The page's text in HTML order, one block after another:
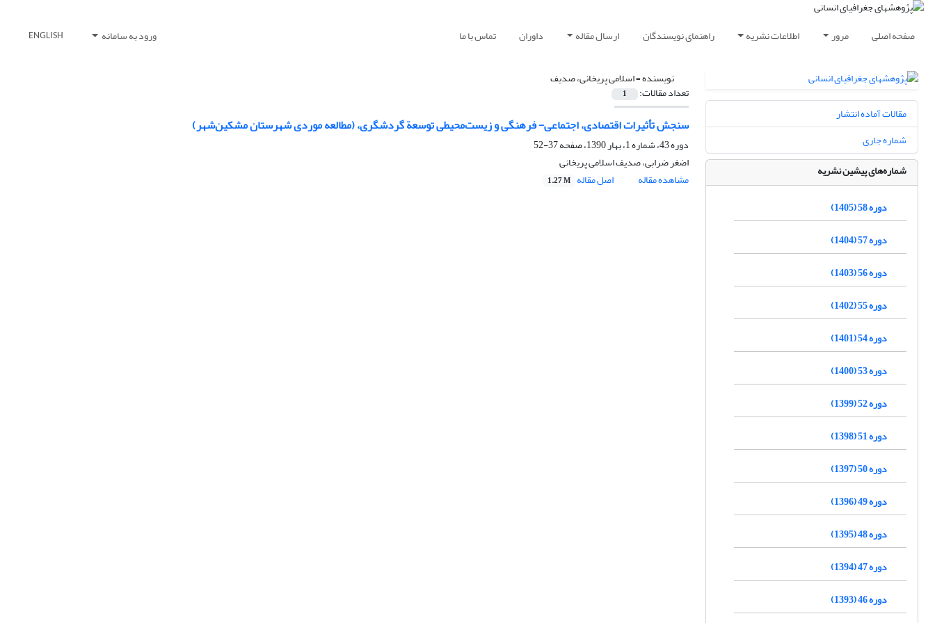
صفحه اصلی مرور اطلاعات نشریه راهنمای نویسندگان ارسال مقاله داوران تماس با ما ورود به سامانه ENGLISH
نویسنده =اسلامی پریخانی، صدیف
تعداد مقالات: 1
سنجش تأثیرات اقتصادی، اجتماعی- فرهنگی و زیست‌محیطی توسعة گردشگری، (مطالعه موردی شهرستان مشکین‌شهر)
دوره 43، شماره 1، بهار 1390، صفحه
37-52
اضغر ضرابی، صدیف اسلامی پریخانی
مشاهده مقاله
اصل مقاله 1.27 M
مقالات آماده انتشار
شماره جاری
شماره‌های پیشین نشریه
دوره 58 (1405)
دوره 57 (1404)
دوره 56 (1403)
دوره 55 (1402)
دوره 54 (1401)
دوره 53 (1400)
دوره 52 (1399)
دوره 51 (1398)
دوره 50 (1397)
دوره 49 (1396)
دوره 48 (1395)
دوره 47 (1394)
دوره 46 (1393)